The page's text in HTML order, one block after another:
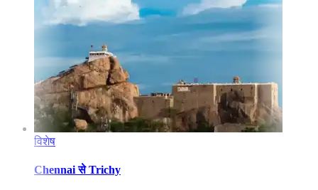
विशेष
Chennai से Trichy